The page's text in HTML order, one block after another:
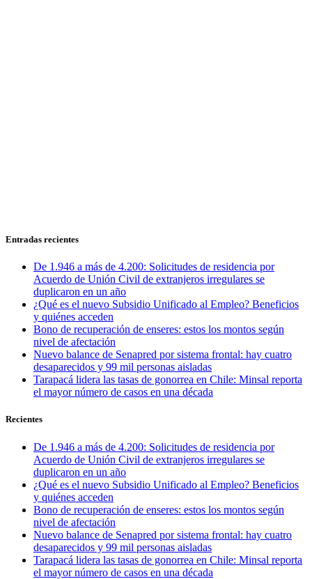
Entradas recientes
De 1.946 a más de 4.200: Solicitudes de residencia por
Acuerdo de Unión Civil de extranjeros irregulares se
duplicaron en un año
¿Qué es el nuevo Subsidio Unificado al Empleo? Beneficios
y quiénes acceden
Bono de recuperación de enseres: estos los montos según
nivel de afectación
Nuevo balance de Senapred por sistema frontal: hay cuatro
desaparecidos y 99 mil personas aisladas
Tarapacá lidera las tasas de gonorrea en Chile: Minsal reporta
el mayor número de casos en una década
Recientes
De 1.946 a más de 4.200: Solicitudes de residencia por
Acuerdo de Unión Civil de extranjeros irregulares se
duplicaron en un año
¿Qué es el nuevo Subsidio Unificado al Empleo? Beneficios
y quiénes acceden
Bono de recuperación de enseres: estos los montos según
nivel de afectación
Nuevo balance de Senapred por sistema frontal: hay cuatro
desaparecidos y 99 mil personas aisladas
Tarapacá lidera las tasas de gonorrea en Chile: Minsal reporta
el mayor número de casos en una década